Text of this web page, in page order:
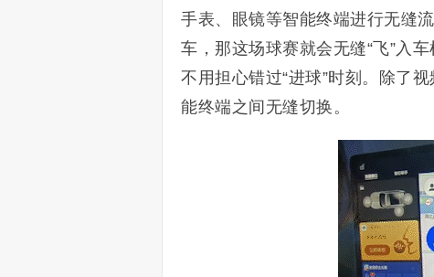
手表、眼镜等智能终端进行无缝
车，那这场球赛就会无缝“飞”入
不用担心错过“进球”时刻。除了
能终端之间无缝切换。